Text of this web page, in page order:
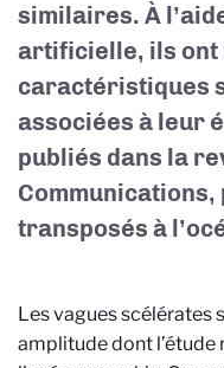
similaires. À
artificielle, ils ont
caractéristiques
associées à leur
publiés dans la
transposés à
Les vagues scélérates
amplitude dont l’étude